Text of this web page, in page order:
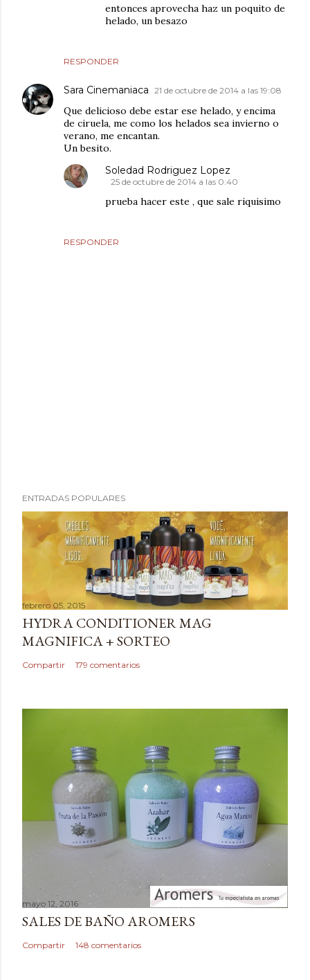
RESPONDER
entonces aprovecha haz un poquito de
helado, un besazo
Sara Cinemaniaca 21 de octubre de 2014 a las 19:08
Que delicioso debe estar ese helado, y encima
de ciruela, me como los helados sea invierno o
verano, me encantan.
Un besito.
RESPONDER
Soledad Rodriguez Lopez
25 de octubre de 2014 a las 0:40
prueba hacer este , que sale riquisimo
u
b
a
r
u
n
c
o
ENTRADAS POPULARES
febrero 05, 2015
HYDRA CONDITIONER MAG
MAGNIFICA + SORTEO
Compartir 179 comentarios
mayo 12, 2016
SALES DE BAÑO AROMERS
Compartir 148 comentarios